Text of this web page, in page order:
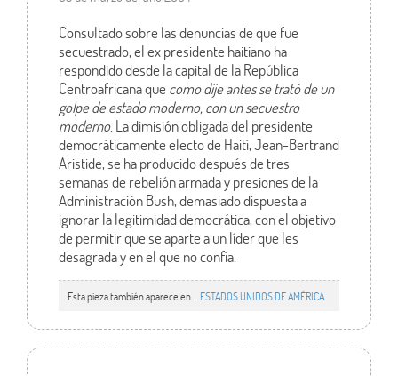
Consultado sobre las denuncias de que fue
secuestrado, el ex presidente haitiano ha
respondido desde la capital de la República
Centroafricana quecomo dije antes se trató de un
golpe de estado moderno, con un secuestro
moderno. La dimisión obligada del presidente
democráticamente electo de Haití, Jean-Bertrand
Aristide, se ha producido después de tres
semanas de rebelión armada y presiones de la
Administración Bush, demasiado dispuesta a
ignorar la legitimidad democrática, con el objetivo
de permitir que se aparte a un líder que les
desagrada y en el que no confía.
Esta pieza también aparece en ... ESTADOS UNIDOS DE AMÉRICA